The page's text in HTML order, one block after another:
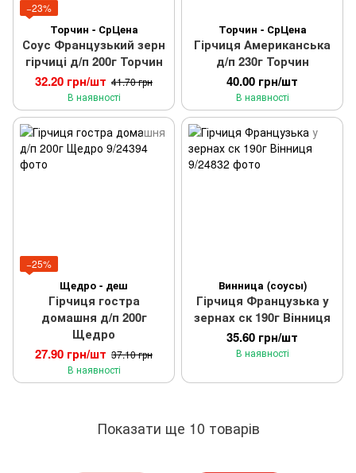
−23%
Торчин - СрЦена
Соус Французький зерн
гірчиці д/п 200г Торчин
32.20 грн/шт 41.70 грн
В наявності
Торчин - СрЦена
Гірчиця Американська
д/п 230г Торчин
40.00 грн/шт
В наявності
−25%
Щедро - деш
Гірчиця гостра
домашня д/п 200г
Щедро
27.90 грн/шт 37.10 грн
В наявності
Винница (соусы)
Гірчиця Французька у
зернах ск 190г Вінниця
35.60 грн/шт
В наявності
Показати ще 10 товарів